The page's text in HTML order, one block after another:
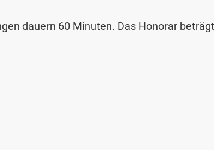
dauern 60 Minuten. Das Honorar beträgt